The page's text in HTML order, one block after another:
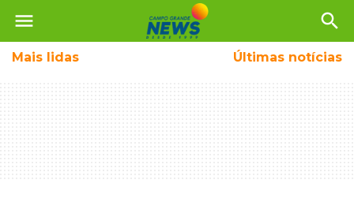
menu search
Mais lidas Últimas notícias